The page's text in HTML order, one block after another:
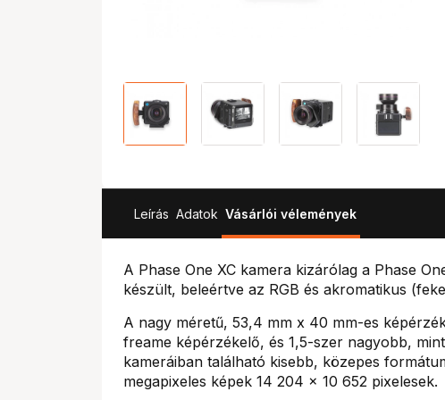
Leírás Adatok Vásárlói vélemények
A Phase One XC kamera kizárólag a Phase
készült, beleértve az RGB és akromatikus
A nagy méretű, 53,4 mm x 40 mm-es
freame képérzékelő, és 1,5-szer nagyobb,
kameráiban található kisebb, közepes
megapixeles képek 14 204 x 10 652 pixelesek.